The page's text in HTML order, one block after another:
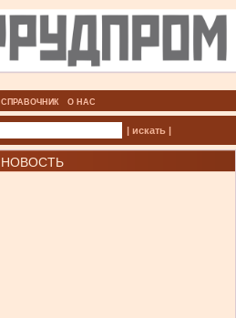
СПРАВОЧНИК О НАС
| искать |
НОВОСТЬ